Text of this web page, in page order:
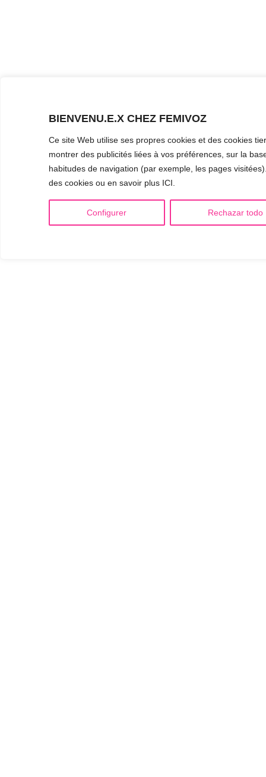
BIENVENU.E.X CHEZ FEMIVOZ
Ce site Web utilise ses propres cookies et des cookies
montrer des publicités liées à vos préférences, sur la
habitudes de navigation (par exemple, les pages
des cookies ou en savoir plus ICI.
Configurer Rechazar todo